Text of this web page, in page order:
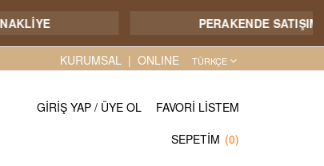
PERAKENDE SATIŞIMIZ YOKTUR
KURUMSAL ONLINE TÜRKÇE
GIRIŞ YAP / ÜYE OL
FAVORI LISTEM
SEPETIM (0)